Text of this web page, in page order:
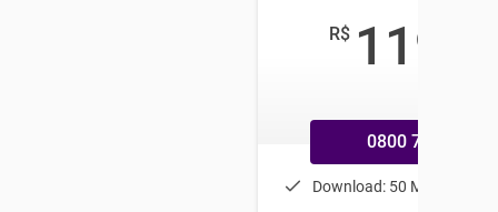
R$ 119
0800 770 9800
Download: 50 Mbps